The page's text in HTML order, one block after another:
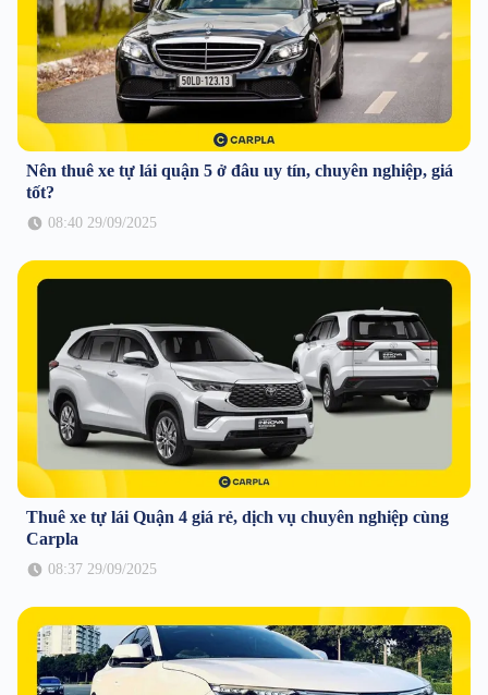
Nên thuê xe tự lái quận 5 ở đâu uy tín, chuyên nghiệp, giá
tốt?
08:40 29/09/2025
Thuê xe tự lái Quận 4 giá rẻ, dịch vụ chuyên nghiệp cùng
Carpla
08:37 29/09/2025